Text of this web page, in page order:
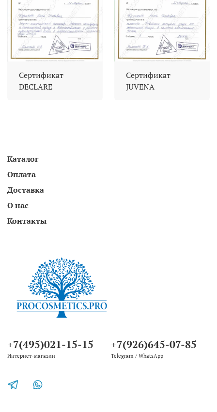
Сертификат
DECLARE
Сертификат
JUVENA
Каталог
Оплата
Доставка
О нас
Контакты
+7(495)021-15-15
Интернет-магазин
+7(926)645-07-85
Telegram / WhatsApp